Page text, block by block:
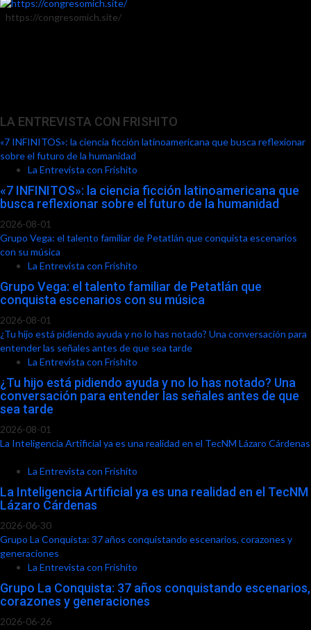
https://congresomich.site/
LA ENTREVISTA CON FRISHITO
«7 INFINITOS»: la ciencia ficción latinoamericana que busca reflexionar
sobre el futuro de la humanidad
La Entrevista con Frishito
«7 INFINITOS»: la ciencia ficción latinoamericana que
busca reflexionar sobre el futuro de la humanidad
2026-08-01
Grupo Vega: el talento familiar de Petatlán que conquista escenarios
con su música
La Entrevista con Frishito
Grupo Vega: el talento familiar de Petatlán que
conquista escenarios con su música
2026-08-01
¿Tu hijo está pidiendo ayuda y no lo has notado? Una conversación para
entender las señales antes de que sea tarde
La Entrevista con Frishito
¿Tu hijo está pidiendo ayuda y no lo has notado? Una
conversación para entender las señales antes de que
sea tarde
2026-08-01
La Inteligencia Artificial ya es una realidad en el TecNM Lázaro Cárdenas
La Entrevista con Frishito
La Inteligencia Artificial ya es una realidad en el TecNM
Lázaro Cárdenas
2026-06-30
Grupo La Conquista: 37 años conquistando escenarios, corazones y
generaciones
La Entrevista con Frishito
Grupo La Conquista: 37 años conquistando escenarios,
corazones y generaciones
2026-06-26